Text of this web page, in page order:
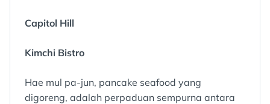
Capitol Hill
Kimchi Bistro
Hae mul pa-jun, pancake seafood yang
digoreng, adalah perpaduan sempurna antara